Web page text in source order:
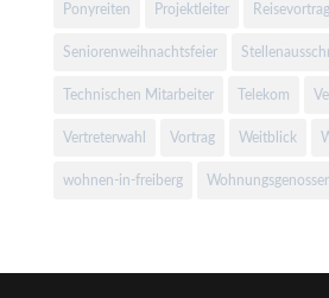
Ponyreiten Projektleiter Reisevortrag
Seniorenweihnachtsfeier
Technischen Mitarbeiter Telekom
Vertreterwahl Vortrag Weitblick
wohnen-in-freiberg